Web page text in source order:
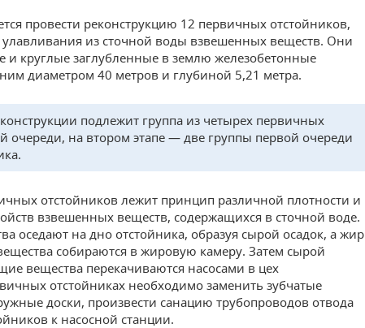
провести реконструкцию 12 первичных отстойников,
из сточной воды взвешенных веществ. Они
и круглые заглубленные в землю железобетонные
диаметром 40 метров и глубиной 5,21 метра.
подлежит группа из четырех первичных
очереди, на втором этапе — две группы первой очереди
отстойников лежит принцип различной плотности и
взвешенных веществ, содержащихся в сточной воде.
оседают на дно отстойника, образуя сырой осадок, а жир
собираются в жировую камеру. Затем сырой
вещества перекачиваются насосами в цех
отстойниках необходимо заменить зубчатые
доски, произвести санацию трубопроводов отвода
к насосной станции.